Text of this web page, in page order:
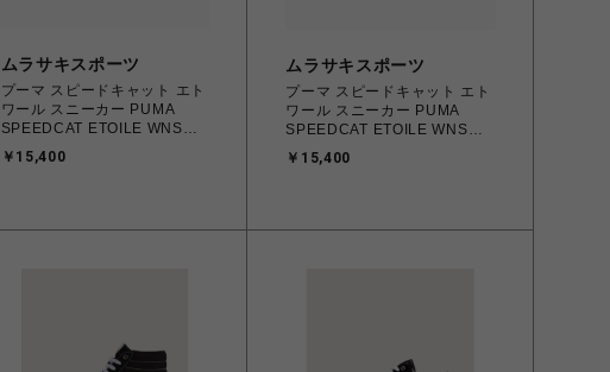
ムラサキスポーツ
プーマ スピードキャット エト
ワール スニーカー PUMA
SPEEDCAT ETOILE WNS
Misty Pink-Chocolate
Fondue 23.0cm～25.0㎝
￥15,400
ムラサキスポーツ
プーマ スピードキャット エト
ワール スニーカー PUMA
SPEEDCAT ETOILE WNS
PUMA Black 23.0㎝～25.0㎝
407673_02 4070032779683
￥15,400